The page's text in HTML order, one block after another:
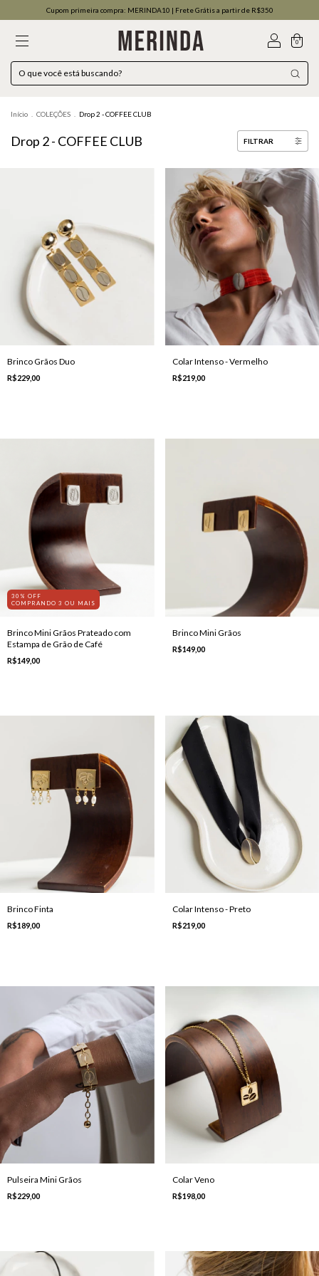
Cupom primeira compra: MERINDA10 | Frete Grátis a partir de R$350
0
Início COLEÇÕES Drop 2 - COFFEE CLUB
Drop 2 - COFFEE CLUB FILTRAR
Brinco Grãos Duo
R$229,00
Colar Intenso - Vermelho
R$219,00
30% OFF
COMPRANDO 3 OU MAIS
Brinco Mini Grãos Prateado com
Estampa de Grão de Café
R$149,00
Brinco Mini Grãos
R$149,00
Brinco Finta
R$189,00
Colar Intenso - Preto
R$219,00
Pulseira Mini Grãos
R$229,00
Colar Veno
R$198,00